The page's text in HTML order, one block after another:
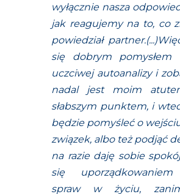
wyłącznie nasza
jak reagujemy na to, co
powiedział
się dobrym pomysłem
uczciwej autoanalizy i
nadal jest moim
słabszym punktem, i
będzie pomyśleć o
związek, albo też podjąć
na razie daję sobie
się
spraw w życiu,